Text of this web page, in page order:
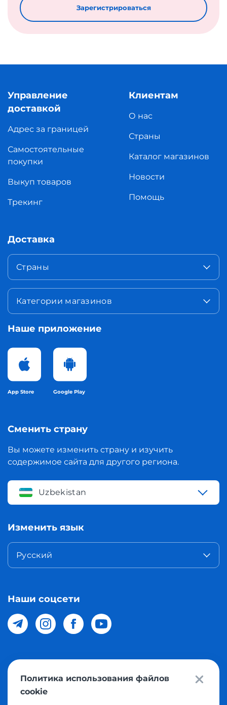
Зарегистрироваться
Управление
доставкой
Адрес за границей
Самостоятельные
покупки
Выкуп товаров
Трекинг
Клиентам
О нас
Страны
Каталог магазинов
Новости
Помощь
Доставка
Страны
Категории магазинов
Наше приложение
App Store Google Play
Сменить страну
Вы можете изменить страну и изучить
содержимое сайта для другого региона.
Uzbekistan
Изменить язык
Русский
Наши соцсети
© 2026 Meest Shopping доставка покупок с интернет
магазинов мира в Узбекистан. Все права защищены
Политика использования файлов
cookie